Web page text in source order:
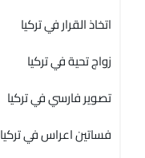
اتخاذ القرار في تركيا
زواج تحية في تركيا
تصوير فارسي في تركيا
فساتين اعراس في تركيا